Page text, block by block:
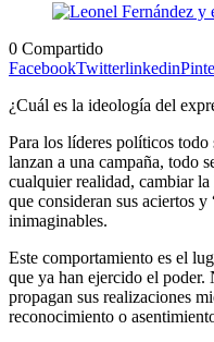
0 Compartido
FacebookTwitterlinkedin
¿Cuál es la ideología del
Para los líderes políticos
lanzan a una campaña, todo
cualquier realidad, cambiar
que consideran sus aciertos
inimaginables.
Este comportamiento es el
que ya han ejercido el poder.
propagan sus realizaciones
reconocimiento o